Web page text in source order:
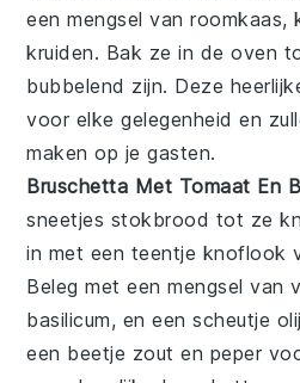
een mengsel vanroomkaas,
kruiden. Bak ze in de oven
bubbelend zijn. Deze
voor elke gelegenheid en
maken op je gasten.
Bruschetta Met Tomaat En
sneetjes stokbrood tot ze
in met een teentje knoflook
Beleg met een mengsel van
basilicum, en een scheutje
een beetje zout en peper